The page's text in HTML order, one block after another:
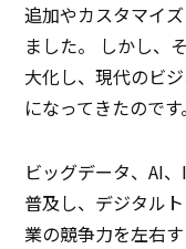
追加やカスタマイ
ました。 しかし、
大化し、現代のビ
になってきたのです。
ビッグデータ、AI
普及し、デジタル
業の競争力を左右